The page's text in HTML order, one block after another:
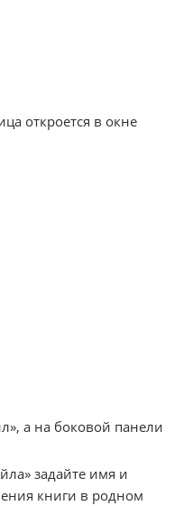
откроется в окне
а на боковой панели
задайте имя и
книги в родном